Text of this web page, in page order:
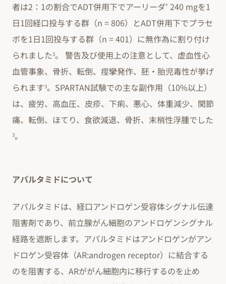
者は2：1の割合でADT併用下でアーリーダ® 240 mgを1
日1回経口投与する群（n = 806）とADT併用下でプラセ
ボを1日1回投与する群（n = 401）に無作為に割り付け
られました3。 警告及び使用上の注意として、虚血性心
血管事象、骨折、転倒、痙攣発作、胚・胎児毒性が挙げ
られます3。SPARTAN試験での主な副作用（10%以上）
は、疲労、高血圧、皮疹、下痢、悪心、体重減少、関節
痛、転倒、ほてり、食欲減退、骨折、末梢性浮腫でした
3。
アパルタミドについて
アパルタミドは、経口アンドロゲン受容体シグナル伝達
阻害剤であり、前立腺がん細胞のアンドロゲンシグナル
経路を遮断します。アパルタミドはアンドロゲンがアン
ドロゲン受容体（AR:androgen receptor）に結合する
のを阻害する、ARががん細胞内に移行するのを止め